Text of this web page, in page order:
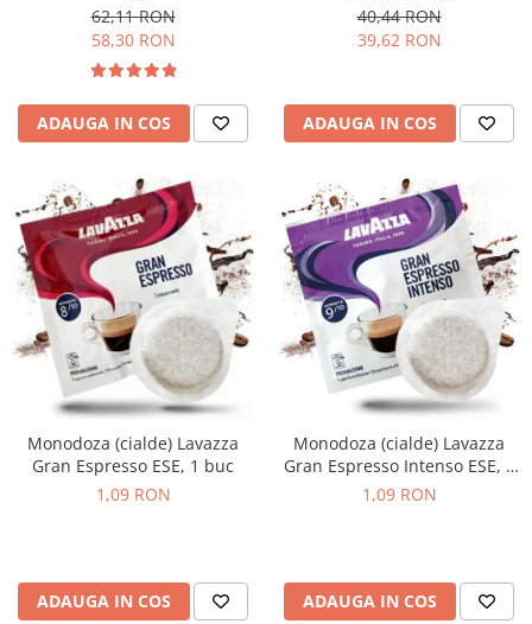
Portafiltre
Tamper
Altele
62,11 RON
58,30 RON
ADAUGA IN COS
40,44 RON
39,62 RON
ADAUGA IN COS
Monodoza (cialde) Lavazza
Gran Espresso ESE, 1 buc
1,09 RON
ADAUGA IN COS
Monodoza (cialde) Lavazza
Gran Espresso Intenso ESE, 1
buc
1,09 RON
ADAUGA IN COS